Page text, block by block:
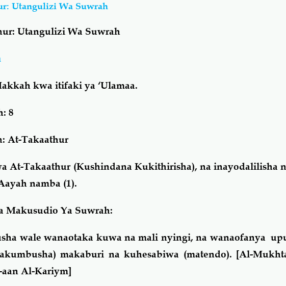
Utangulizi Wa Suwrah
Utangulizi Wa Suwrah
kwa itifaki ya ‘Ulamaa.
: 8
At-Takaathur
At-Takaathur (Kushindana Kukithirisha), na inayodalilisha
namba (1).
Makusudio Ya Suwrah:
wale wanaotaka kuwa na mali nyingi, na wanaofanya
makaburi na kuhesabiwa (matendo). [Al-
Al-Kariym]